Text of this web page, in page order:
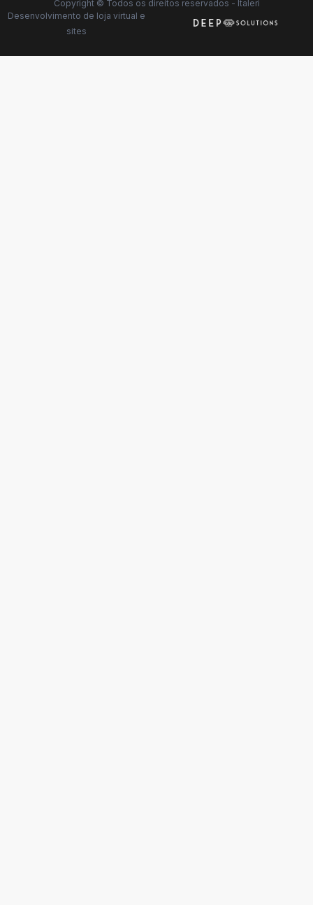
Copyright © Todos os direitos reservados - Italeri
Desenvolvimento de loja virtual e
sites